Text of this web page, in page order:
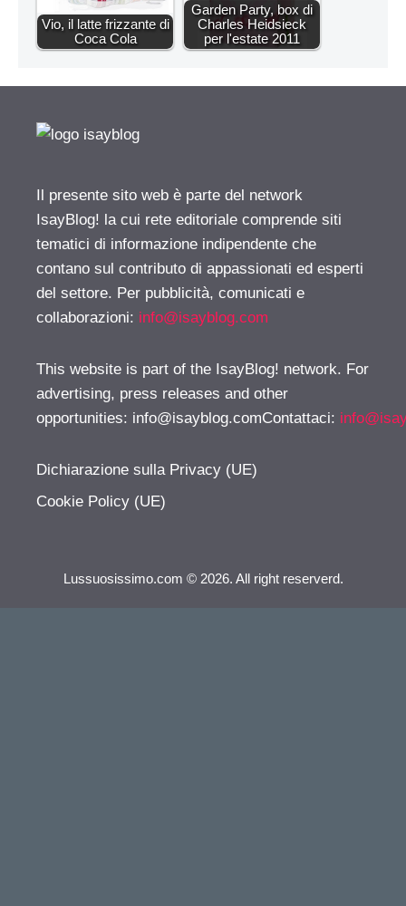
Vio, il latte frizzante di
Coca Cola
Garden Party, box di
Charles Heidsieck
per l'estate 2011
Il presente sito web è parte del network
IsayBlog! la cui rete editoriale comprende siti
tematici di informazione indipendente che
contano sul contributo di appassionati ed esperti
del settore. Per pubblicità, comunicati e
collaborazioni: info@isayblog.com
This website is part of the IsayBlog! network. For
advertising, press releases and other
opportunities: info@isayblog.comContattaci:
Dichiarazione sulla Privacy (UE)
Cookie Policy (UE)
Lussuosissimo.com © 2026. All right reserverd.